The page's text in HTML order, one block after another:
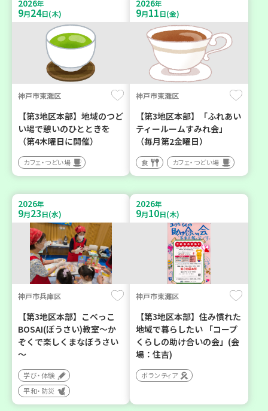
2026年
9月24日(木)
神戸市東灘区
【第3地区本部】地域のつど
い場で憩いのひとときを
（第4木曜日に開催）
カフェ・つどい場
2026年
9月11日(金)
神戸市東灘区
【第3地区本部】「ふれあい
ティールームすみれ会」
（毎月第2金曜日）
食 カフェ・つどい場
2026年
9月23日(水)
神戸市兵庫区
【第3地区本部】こべっこ
BOSAI(ぼうさい)教室～か
ぞくで楽しくまなぼうさい
～
学び・体験
平和・防災
2026年
9月10日(木)
神戸市東灘区
【第3地区本部】住み慣れた
地域で暮らしたい 「コープ
くらしの助け合いの会」(会
場：住吉)
ボランティア